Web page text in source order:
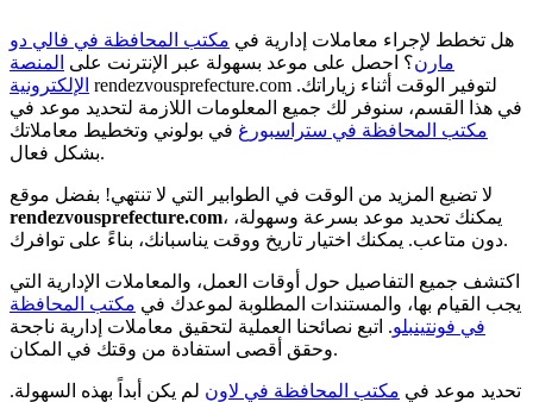
هل تخطط لإجراء معاملات إدارية في مكتب المحافظة في فالي دو
مارن؟ احصل على موعد بسهولة عبر الإنترنت على المنصة
الإلكترونية rendezvousprefecture.com لتوفير الوقت أثناء زياراتك.
في هذا القسم، سنوفر لك جميع المعلومات اللازمة لتحديد موعد في
مكتب المحافظة في ستراسبورغ في بولوني وتخطيط معاملاتك
بشكل فعال.
لا تضيع المزيد من الوقت في الطوابير التي لا تنتهي! بفضل موقع
rendezvousprefecture.com، يمكنك تحديد موعد بسرعة وسهولة،
دون متاعب. يمكنك اختيار تاريخ ووقت يناسبانك، بناءً على توافرك.
اكتشف جميع التفاصيل حول أوقات العمل، والمعاملات الإدارية التي
يجب القيام بها، والمستندات المطلوبة لموعدك في مكتب المحافظة
في فونتينبلو. اتبع نصائحنا العملية لتحقيق معاملات إدارية ناجحة
وحقق أقصى استفادة من وقتك في المكان.
تحديد موعد في مكتب المحافظة في لاون لم يكن أبداً بهذه السهولة.